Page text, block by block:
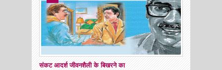
संकट आदर्श जीवनशैली के बिखरने का